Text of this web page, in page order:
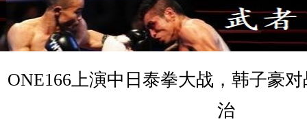
ONE166上演中日泰拳大战，韩子豪
治